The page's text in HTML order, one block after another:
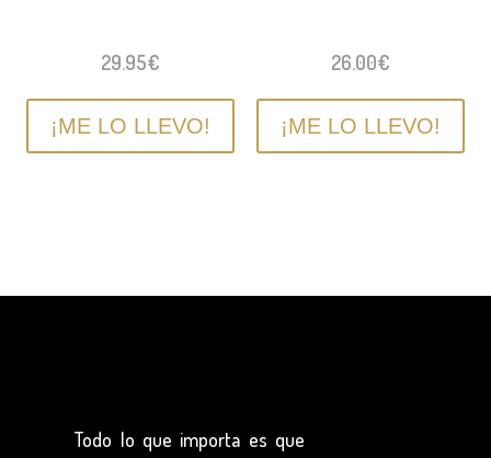
29.95€
¡ME LO LLEVO!
26.00€
¡ME LO LLEVO!
Todo lo que importa es que